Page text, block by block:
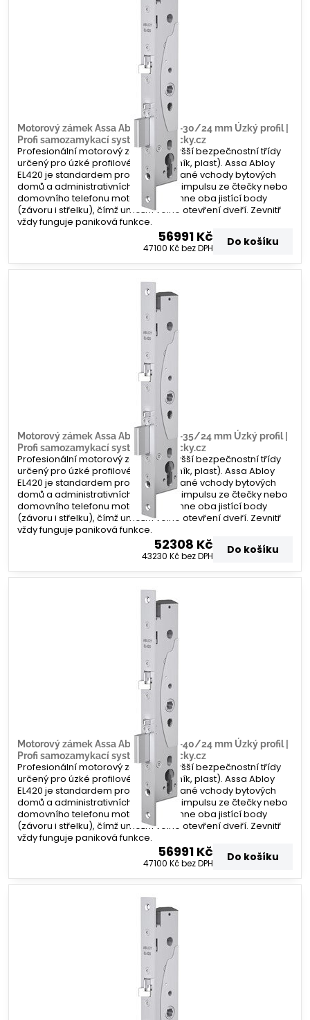
Motorový zámek Assa Abloy EL420 –30/24 mm Úzký profil |
Profi samozamykací systém | Zamecky.cz
Profesionální motorový zámek nejvyšší bezpečnostní třídy
určený pro úzké profilové dveře (hliník, plast). Assa Abloy
EL420 je standardem pro frekventované vchody bytových
domů a administrativních budov. Po impulsu ze čtečky nebo
domovního telefonu motoricky zatáhne oba jistící body
(závoru i střelku), čímž umožní volné otevření dveří. Zevnitř
vždy funguje paniková funkce.
56991 Kč
47100 Kčbez DPH Do košíku
Motorový zámek Assa Abloy EL420 –35/24 mm Úzký profil |
Profi samozamykací systém | Zamecky.cz
Profesionální motorový zámek nejvyšší bezpečnostní třídy
určený pro úzké profilové dveře (hliník, plast). Assa Abloy
EL420 je standardem pro frekventované vchody bytových
domů a administrativních budov. Po impulsu ze čtečky nebo
domovního telefonu motoricky zatáhne oba jistící body
(závoru i střelku), čímž umožní volné otevření dveří. Zevnitř
vždy funguje paniková funkce.
52308 Kč
43230 Kčbez DPH Do košíku
Motorový zámek Assa Abloy EL420 –40/24 mm Úzký profil |
Profi samozamykací systém | Zamecky.cz
Profesionální motorový zámek nejvyšší bezpečnostní třídy
určený pro úzké profilové dveře (hliník, plast). Assa Abloy
EL420 je standardem pro frekventované vchody bytových
domů a administrativních budov. Po impulsu ze čtečky nebo
domovního telefonu motoricky zatáhne oba jistící body
(závoru i střelku), čímž umožní volné otevření dveří. Zevnitř
vždy funguje paniková funkce.
56991 Kč
47100 Kčbez DPH Do košíku